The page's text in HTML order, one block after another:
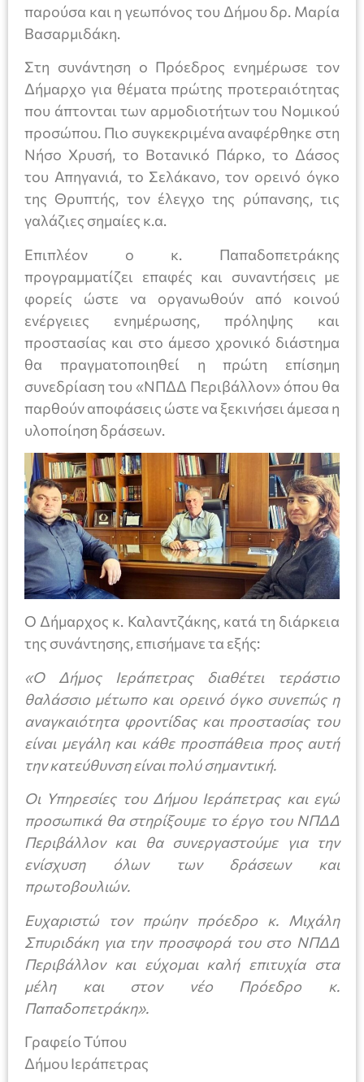
παρούσα και η γεωπόνος του Δήμου δρ. Μαρία
Βασαρμιδάκη.
Στη συνάντηση ο Πρόεδρος ενημέρωσε τον
Δήμαρχο για θέματα πρώτης προτεραιότητας
που άπτονται των αρμοδιοτήτων του Νομικού
προσώπου. Πιο συγκεκριμένα αναφέρθηκε στη
Νήσο Χρυσή, το Βοτανικό Πάρκο, το Δάσος
του Απηγανιά, το Σελάκανο, τον ορεινό όγκο
της Θρυπτής, τον έλεγχο της ρύπανσης, τις
γαλάζιες σημαίες κ.α.
Επιπλέον ο κ. Παπαδοπετράκης
προγραμματίζει επαφές και συναντήσεις με
φορείς ώστε να οργανωθούν από κοινού
ενέργειες ενημέρωσης, πρόληψης και
προστασίας και στο άμεσο χρονικό διάστημα
θα πραγματοποιηθεί η πρώτη επίσημη
συνεδρίαση του «ΝΠΔΔ Περιβάλλον» όπου θα
παρθούν αποφάσεις ώστε να ξεκινήσει άμεσα η
υλοποίηση δράσεων.
Ο Δήμαρχος κ. Καλαντζάκης, κατά τη διάρκεια
της συνάντησης, επισήμανε τα εξής:
«Ο Δήμος Ιεράπετρας διαθέτει τεράστιο
θαλάσσιο μέτωπο και ορεινό όγκο συνεπώς η
αναγκαιότητα φροντίδας και προστασίας του
είναι μεγάλη και κάθε προσπάθεια προς αυτή
την κατεύθυνση είναι πολύ σημαντική.
Οι Υπηρεσίες του Δήμου Ιεράπετρας και εγώ
προσωπικά θα στηρίξουμε το έργο του ΝΠΔΔ
Περιβάλλον και θα συνεργαστούμε για την
ενίσχυση όλων των δράσεων και
πρωτοβουλιών.
Ευχαριστώ τον πρώην πρόεδρο κ. Μιχάλη
Σπυριδάκη για την προσφορά του στο ΝΠΔΔ
Περιβάλλον και εύχομαι καλή επιτυχία στα
μέλη και στον νέο Πρόεδρο κ.
Παπαδοπετράκη».
Γραφείο Τύπου
Δήμου Ιεράπετρας